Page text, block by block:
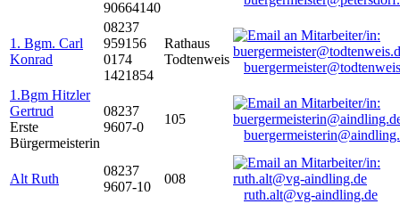
90664140
1. Bgm. Carl
Konrad
08237
959156
0174
1421854
Rathaus
Todtenweis
1.Bgm Hitzler
Gertrud
Erste
Bürgermeisterin
08237
9607-0
105
Alt Ruth
08237
9607-10
008
ruth.alt@vg-aindling.de